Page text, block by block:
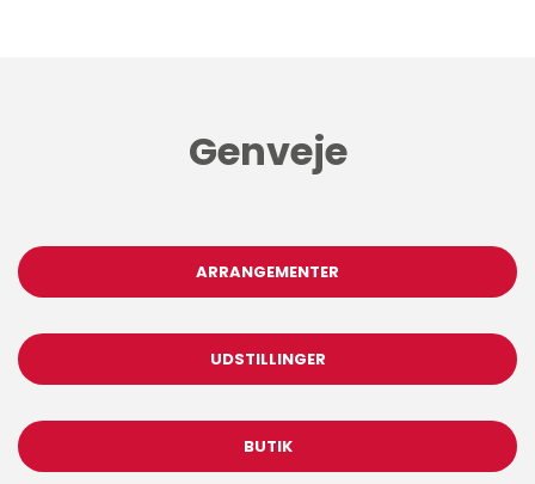
Genveje
ARRANGEMENTER
UDSTILLINGER
BUTIK